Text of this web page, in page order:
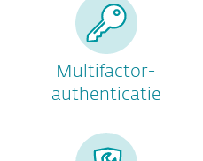
Multifactor-
authenticatie